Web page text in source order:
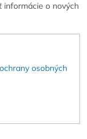
informácie o nových
osobných